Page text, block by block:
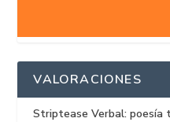
VALORACIONES
Striptease Verbal: poesía